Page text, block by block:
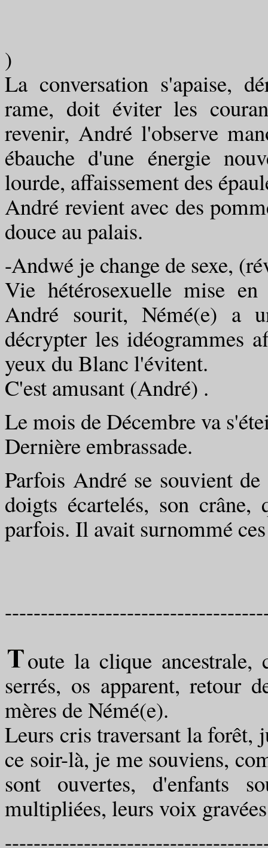
)
La conversation s'apaise,
rame, doit éviter les
revenir, André l'observe
ébauche d'une énergie
lourde, affaissement des
André revient avec des
douce au palais.
-Andwé je change de sexe,
Vie hétérosexuelle mise en
André sourit, Némé(e) a
décrypter les idéogrammes
yeux du Blanc l'évitent.
C'est amusant (André) .
Le mois de Décembre va
Dernière embrassade.
Parfois André se souvient
doigts écartelés, son
parfois. Il avait surnommé
oute la clique
serrés, os apparent, retour
mères de Némé(e).
Leurs cris traversant la forêt,
ce soir-là, je me souviens,
sont ouvertes, d'enfants
multipliées, leurs voix